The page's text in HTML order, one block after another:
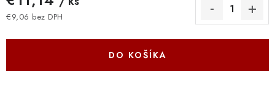
€9,06 bez DPH
DO KOŠÍKA